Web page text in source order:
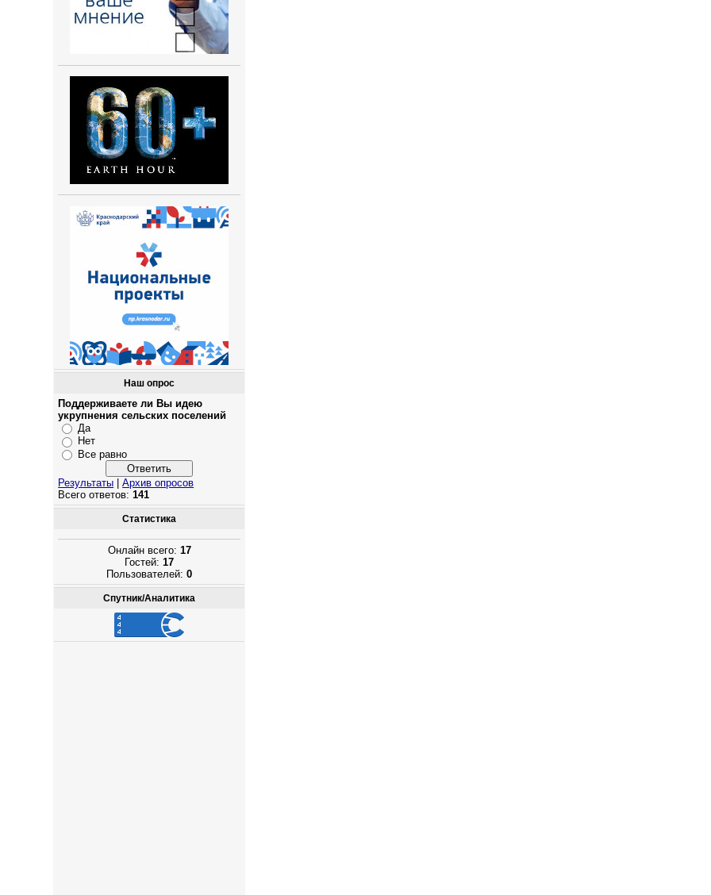
Наш опрос
Поддерживаете ли Вы идею
укрупнения сельских поселений
Да
Нет
Все равно
Результаты |Архив опросов
Всего ответов:141
Статистика
Онлайн всего: 17
Гостей:17
Пользователей:0
Спутник/Аналитика